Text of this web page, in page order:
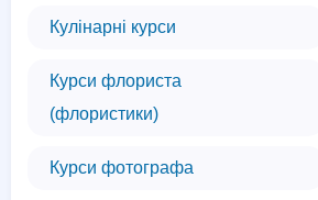
Кулінарні курси
Курси флориста
(флористики)
Курси фотографа